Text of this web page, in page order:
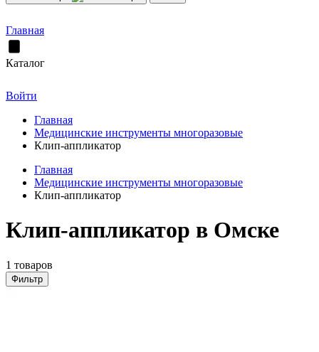
Главная
Каталог
Войти
Главная
Медицинские инструменты многоразовые
Клип-аппликатор
Главная
Медицинские инструменты многоразовые
Клип-аппликатор
Клип-аппликатор в Омске
1 товаров
Фильтр